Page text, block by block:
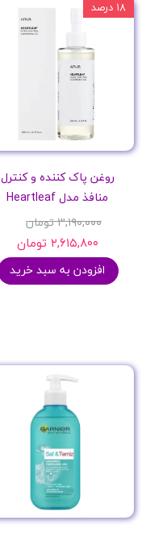
روغن پاک کننده و کنترل
منافذ مدل Heartleaf
۳,۱۹۰,۰۰۰ تومان
۲,۶۱۵,۸۰۰ تومان
افزودن به سبد خرید
۱۸ درصد